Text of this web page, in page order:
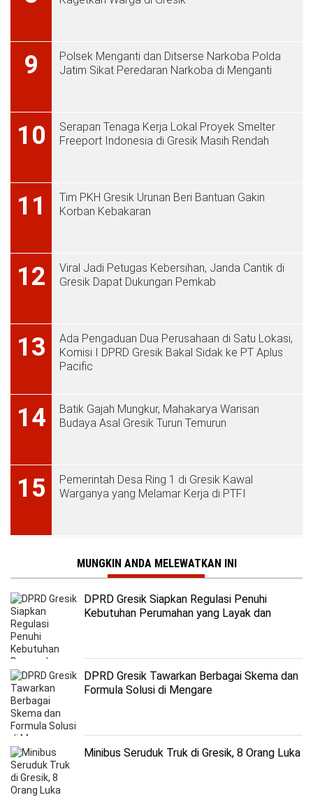
9
Polsek Menganti dan Ditserse Narkoba Polda
Jatim Sikat Peredaran Narkoba di Menganti
10
Serapan Tenaga Kerja Lokal Proyek Smelter
Freeport Indonesia di Gresik Masih Rendah
11
Tim PKH Gresik Urunan Beri Bantuan Gakin
Korban Kebakaran
12
Viral Jadi Petugas Kebersihan, Janda Cantik di
Gresik Dapat Dukungan Pemkab
13
Ada Pengaduan Dua Perusahaan di Satu Lokasi,
Komisi I DPRD Gresik Bakal Sidak ke PT Aplus
Pacific
14
Batik Gajah Mungkur, Mahakarya Warisan
Budaya Asal Gresik Turun Temurun
15
Pemerintah Desa Ring 1 di Gresik Kawal
Warganya yang Melamar Kerja di PTFI
MUNGKIN ANDA MELEWATKAN INI
DPRD Gresik Siapkan Regulasi Penuhi
Kebutuhan Perumahan yang Layak dan
DPRD Gresik Tawarkan Berbagai Skema dan
Formula Solusi di Mengare
Minibus Seruduk Truk di Gresik, 8 Orang Luka